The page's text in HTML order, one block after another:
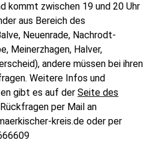
kommt zwischen 19 und 20 Uhr
aus Bereich des
Neuenrade, Nachrodt-
Meinerzhagen, Halver,
andere müssen bei ihren
Weitere Infos und
gibt es auf der Seite des
per Mail an
kreis.de oder per